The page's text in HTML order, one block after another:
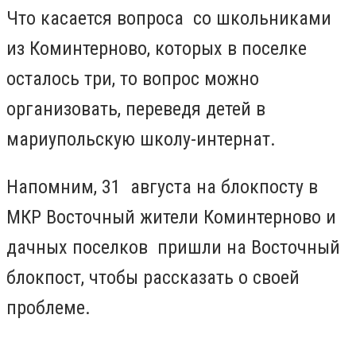
Что касается вопроса со школьниками
из Коминтерново, которых в поселке
осталось три, то вопрос можно
организовать, переведя детей в
мариупольскую школу-интернат.
Напомним, 31 августа на блокпосту в
МКР Восточный жители Коминтерново и
дачных поселков пришли на Восточный
блокпост, чтобы рассказать о своей
проблеме.